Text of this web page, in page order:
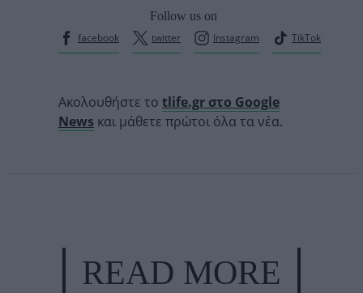
Follow us on
facebook
twitter Instagram TikTok
Ακολουθήστε το tlife.gr στο Google
News και μάθετε πρώτοι όλα τα νέα.
READ MORE